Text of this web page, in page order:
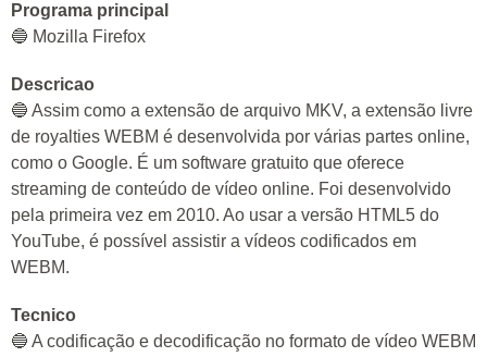
Programa principal
🔵 Mozilla Firefox
Descricao
🔵 Assim como a extensão de arquivo MKV, a extensão livre
de royalties WEBM é desenvolvida por várias partes online,
como o Google. É um software gratuito que oferece
streaming de conteúdo de vídeo online. Foi desenvolvido
pela primeira vez em 2010. Ao usar a versão HTML5 do
YouTube, é possível assistir a vídeos codificados em
WEBM.
Tecnico
🔵 A codificação e decodificação no formato de vídeo WEBM